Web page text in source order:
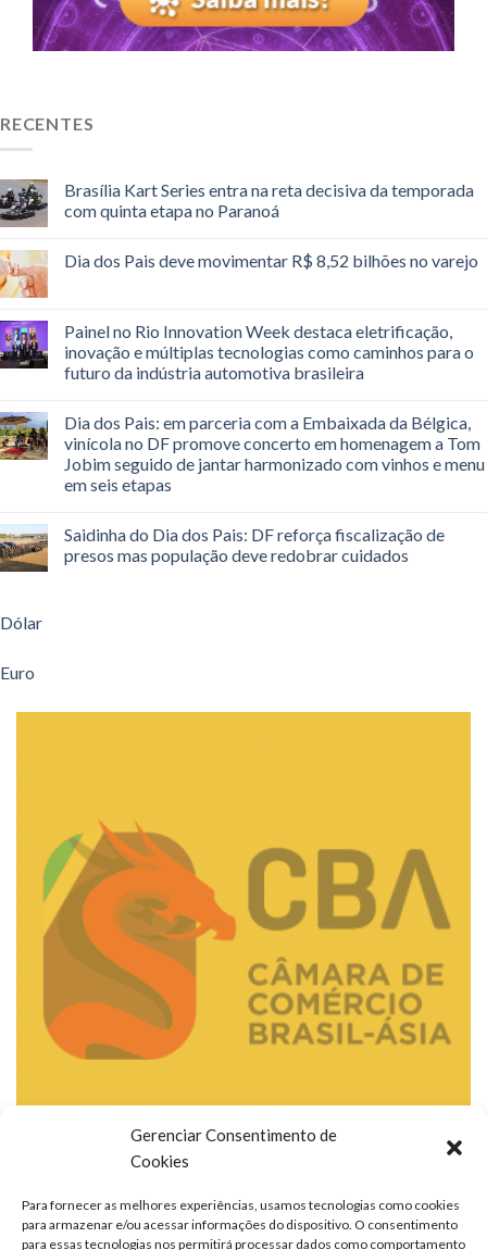
Gerenciar Consentimento de
Cookies
Para fornecer as melhores experiências, usamos tecnologias como cookies
para armazenar e/ou acessar informações do dispositivo. O consentimento
para essas tecnologias nos permitirá processar dados como comportamento
RECENTES
Brasília Kart Series entra na reta decisiva da temporada
com quinta etapa no Paranoá
Dia dos Pais deve movimentar R$ 8,52 bilhões no varejo
Painel no Rio Innovation Week destaca eletrificação,
inovação e múltiplas tecnologias como caminhos para o
futuro da indústria automotiva brasileira
Dia dos Pais: em parceria com a Embaixada da Bélgica,
vinícola no DF promove concerto em homenagem a Tom
Jobim seguido de jantar harmonizado com vinhos e menu
em seis etapas
Saidinha do Dia dos Pais: DF reforça fiscalização de
presos mas população deve redobrar cuidados
Dólar
Euro